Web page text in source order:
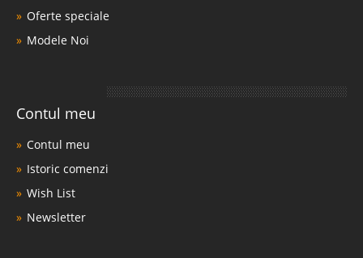
Oferte speciale
Modele Noi
Contul meu
Contul meu
Istoric comenzi
Wish List
Newsletter